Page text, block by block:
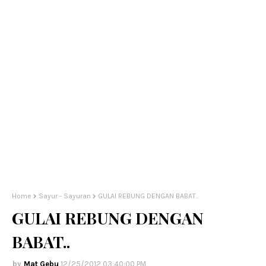
Home Sayur - Sayuran GULAI REBUNG DENGAN BABAT..
GULAI REBUNG DENGAN
BABAT..
Mat Gebu 12/25/2012 03:40:00 PM